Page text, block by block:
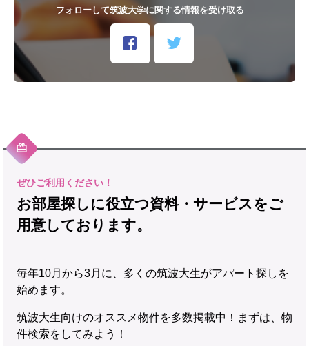
フォローして筑波大学に関する情報を受け取る
お部屋探しに役立つ資料・サービスをご
用意しております。
毎年10月から3月に、多くの筑波大生がアパート探しを
始めます。
筑波大生向けのオススメ物件を多数掲載中！まずは、物
件検索をしてみよう！